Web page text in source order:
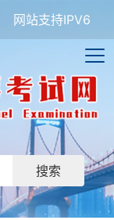
网站支持IPV6
搜索